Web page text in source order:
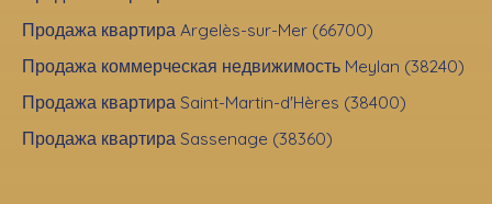
Продажа квартира Argelès-sur-Mer (66700)
Продажа коммерческая недвижимость Meylan (38240)
Продажа квартира Saint-Martin-d'Hères (38400)
Продажа квартира Sassenage (38360)